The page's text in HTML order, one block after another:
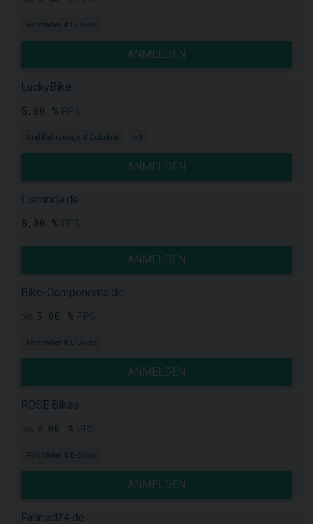
Fahrräder & E-Bikes
ANMELDEN
LuckyBike
5,00 %
Kraftfahrzeuge & Zubehör +3
ANMELDEN
Listnride.de
8,00 %
ANMELDEN
Bike-Components.de
5,00 %
Fahrräder & E-Bikes
ANMELDEN
ROSE Bikes
8,00 %
Fahrräder & E-Bikes
ANMELDEN
Fahrrad24.de